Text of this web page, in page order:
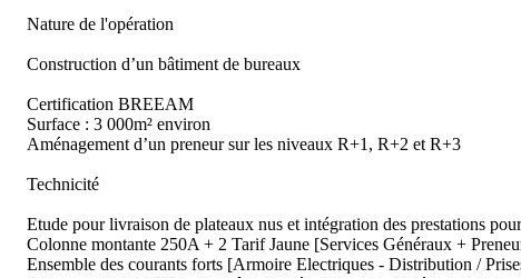
Nature de l'opération
Construction d’un bâtiment de bureaux
Certification BREEAM
Surface : 3 000m² environ
Aménagement d’un preneur sur les niveaux R+1, R+2 et R+3
Technicité
Etude pour livraison de plateaux nus et intégration des prestations
Colonne montante 250A + 2 Tarif Jaune [Services Généraux +
Ensemble des courants forts [Armoire Electriques - Distribution /